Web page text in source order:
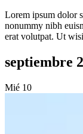
Lorem ipsum dolor
nonummy nibh
erat volutpat. Ut
septiembre
Mié 10